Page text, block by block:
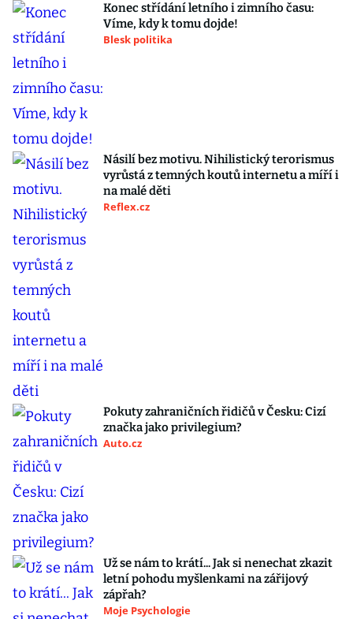
Konec střídání letního i zimního času:
Víme, kdy k tomu dojde!
Blesk politika
Násilí bez motivu. Nihilistický terorismus
vyrůstá z temných koutů internetu a míří i
na malé děti
Reflex.cz
Pokuty zahraničních řidičů v Česku: Cizí
značka jako privilegium?
Auto.cz
Už se nám to krátí... Jak si nenechat zkazit
letní pohodu myšlenkami na zářijový
zápřah?
Moje Psychologie